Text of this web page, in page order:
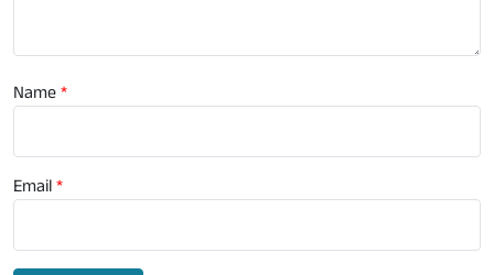
Name*
Email*